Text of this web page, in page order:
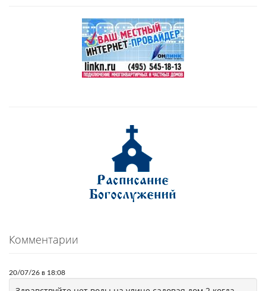
Комментарии
20/07/26 в 18:08